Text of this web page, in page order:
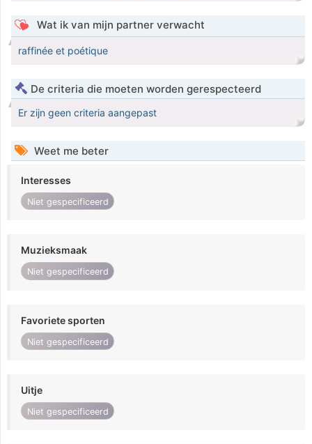
Wat ik van mijn partner verwacht
raffinée et poétique
De criteria die moeten worden gerespecteerd
Er zijn geen criteria aangepast
Weet me beter
Interesses
Niet gespecificeerd
Muzieksmaak
Niet gespecificeerd
Favoriete sporten
Niet gespecificeerd
Uitje
Niet gespecificeerd